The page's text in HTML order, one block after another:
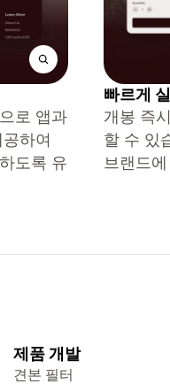
로 앱과
하여
도록 유
빠르게
개봉 즉
할 수 있
브랜드
제품 개발
견본 필터